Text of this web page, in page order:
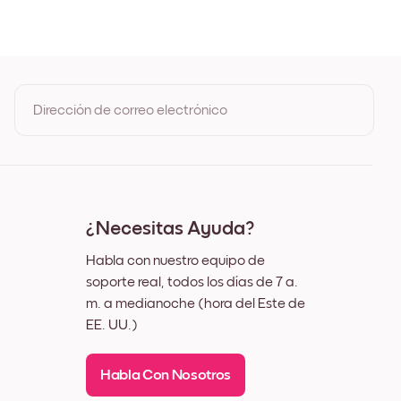
Dirección de correo electrónico
¿Necesitas Ayuda?
Habla con nuestro equipo de
soporte real, todos los días de 7 a.
m. a medianoche (hora del Este de
EE. UU.)
Habla Con Nosotros